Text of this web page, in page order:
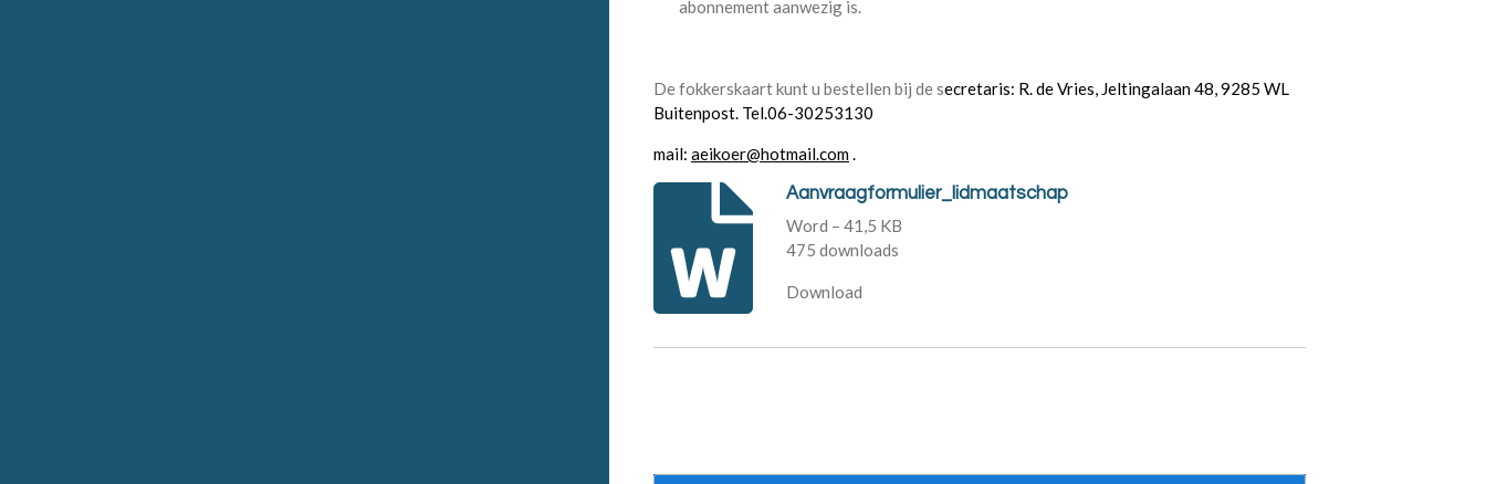
abonnement aanwezig is.
De fokkerskaart kunt u bestellen bij de secretaris: R. de Vries, Jeltingalaan 48, 9285 WL
Buitenpost. Tel.06-30253130
mail:aeikoer@hotmail.com.
Aanvraagformulier_lidmaatschap
Word – 41,5 KB
475 downloads
Download